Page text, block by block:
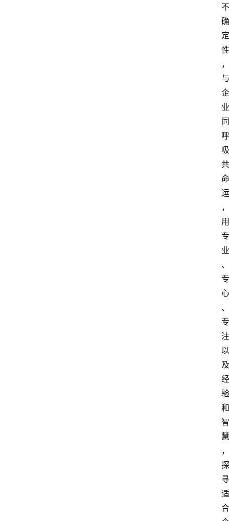
不
确
定
性
，
与
企
业
同
呼
吸
共
命
运
，
用
专
业
、
专
心
、
专
注
以
及
经
验
和
智
慧
，
探
寻
适
合